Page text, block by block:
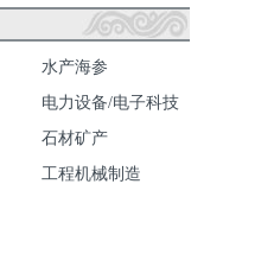
水产海参
电力设备/电子科技
石材矿产
工程机械制造